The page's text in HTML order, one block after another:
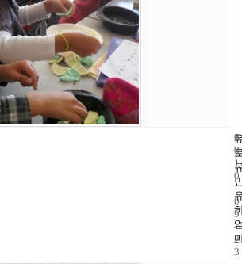
6
7
2
0
1
0
-
0
9
-
2
3